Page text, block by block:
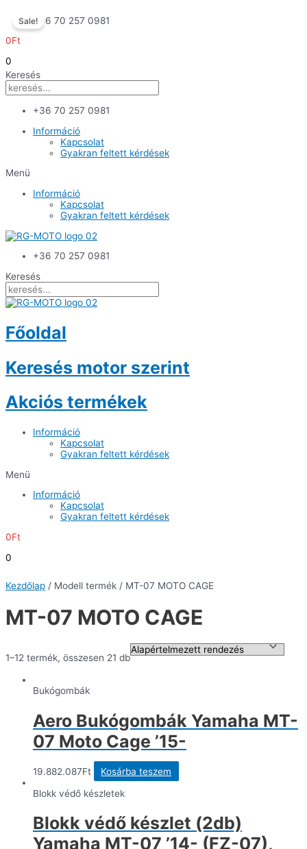
content
+36 70 257 0981
0Ft
0
Keresés
+36 70 257 0981
Információ
Kapcsolat
Gyakran feltett kérdések
Menü
Információ
Kapcsolat
Gyakran feltett kérdések
+36 70 257 0981
Keresés
Főoldal
Keresés motor szerint
Akciós termékek
Információ
Kapcsolat
Gyakran feltett kérdések
Menü
Információ
Kapcsolat
Gyakran feltett kérdések
0Ft
0
Kezdőlap / Modell termék / MT-07 MOTO CAGE
MT-07 MOTO CAGE
1–12 termék, összesen 21 db
Bukógombák
Aero Bukógombák Yamaha MT-
07 Moto Cage ’15-
19.882.087Ft
Kosárba teszem
Blokk védő készletek
Blokk védő készlet (2db)
Yamaha MT-07 ’14- (FZ-07),
Sale!